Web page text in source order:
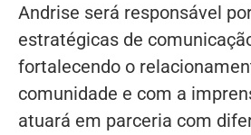
Andrise será responsável
estratégicas de
fortalecendo o
comunidade e com a
atuará em parceria com